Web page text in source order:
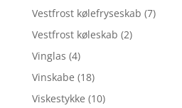
Vestfrost kølefryseskab (7)
Vestfrost køleskab (2)
Vinglas (4)
Vinskabe (18)
Viskestykke (10)